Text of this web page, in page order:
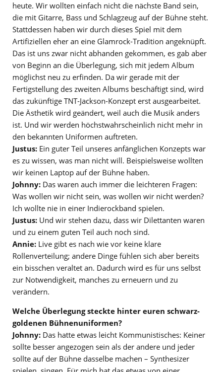
heute. Wir wollten einfach nicht die nächste Band sein,
die mit Gitarre, Bass und Schlagzeug auf der Bühne steht.
Stattdessen haben wir durch dieses Spiel mit dem
Artifiziellen eher an eine Glamrock-Tradition angeknüpft.
Das ist uns zwar nicht abhanden gekommen, es gab aber
von Beginn an die Überlegung, sich mit jedem Album
möglichst neu zu erfinden. Da wir gerade mit der
Fertigstellung des zweiten Albums beschäftigt sind, wird
das zukünftige TNT-Jackson-Konzept erst ausgearbeitet.
Die Ästhetik wird geändert, weil auch die Musik anders
ist. Und wir werden höchstwahrscheinlich nicht mehr in
den bekannten Uniformen auftreten.
Justus: Ein guter Teil unseres anfänglichen Konzepts war
es zu wissen, was man nicht will. Beispielsweise wollten
wir keinen Laptop auf der Bühne haben.
Johnny: Das waren auch immer die leichteren Fragen:
Was wollen wir nicht sein, was wollen wir nicht werden?
Ich wollte nie in einer Indierockband spielen.
Justus: Und wir stehen dazu, dass wir Dilettanten waren
und zu einem guten Teil auch noch sind.
Annie: Live gibt es nach wie vor keine klare
Rollenverteilung; andere Dinge fühlen sich aber bereits
ein bisschen veraltet an. Dadurch wird es für uns selbst
zur Notwendigkeit, manches zu erneuern und zu
verändern.
Welche Überlegung steckte hinter euren schwarz-
goldenen Bühnenuniformen?
Johnny: Das hatte etwas leicht Kommunistisches: Keiner
sollte besser angezogen sein als der andere und jeder
sollte auf der Bühne dasselbe machen – Synthesizer